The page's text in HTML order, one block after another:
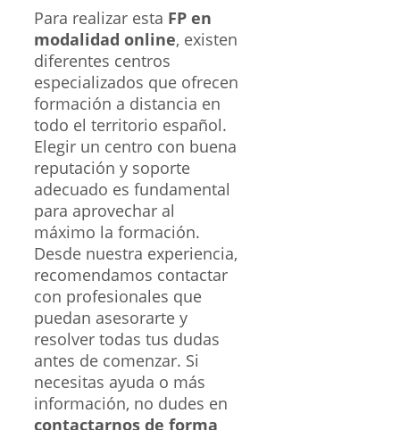
Para realizar esta FP en
modalidad online, existen
diferentes centros
especializados que ofrecen
formación a distancia en
todo el territorio español.
Elegir un centro con buena
reputación y soporte
adecuado es fundamental
para aprovechar al
máximo la formación.
Desde nuestra experiencia,
recomendamos contactar
con profesionales que
puedan asesorarte y
resolver todas tus dudas
antes de comenzar. Si
necesitas ayuda o más
información, no dudes en
contactarnos de forma